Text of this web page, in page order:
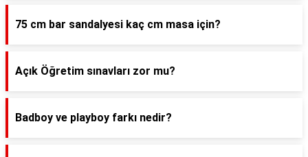
75 cm bar sandalyesi kaç cm masa için?
Açık Öğretim sınavları zor mu?
Badboy ve playboy farkı nedir?